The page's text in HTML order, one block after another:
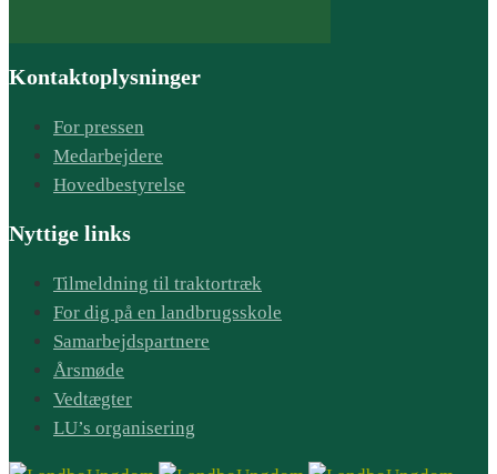
Kontaktoplysninger
For pressen
Medarbejdere
Hovedbestyrelse
Nyttige links
Tilmeldning til traktortræk
For dig på en landbrugsskole
Samarbejdspartnere
Årsmøde
Vedtægter
LU’s organisering